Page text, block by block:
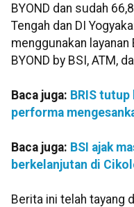
BYOND dan sudah
Tengah dan DI
menggunakan layanan
BYOND by BSI, ATM,
Baca juga: BRIS tutup
performa
Baca juga: BSI ajak
berkelanjutan di
Berita ini telah tayang